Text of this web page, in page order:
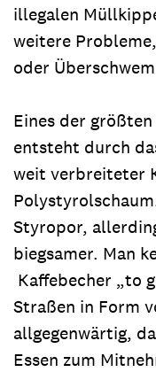
illegalen
weitere
oder
Eines der
entsteht durch
weit verbreiteter
Styropor,
biegsamer. Man
Kaffebecher „to
Straßen in Form
allgegenwärtig,
Essen zum